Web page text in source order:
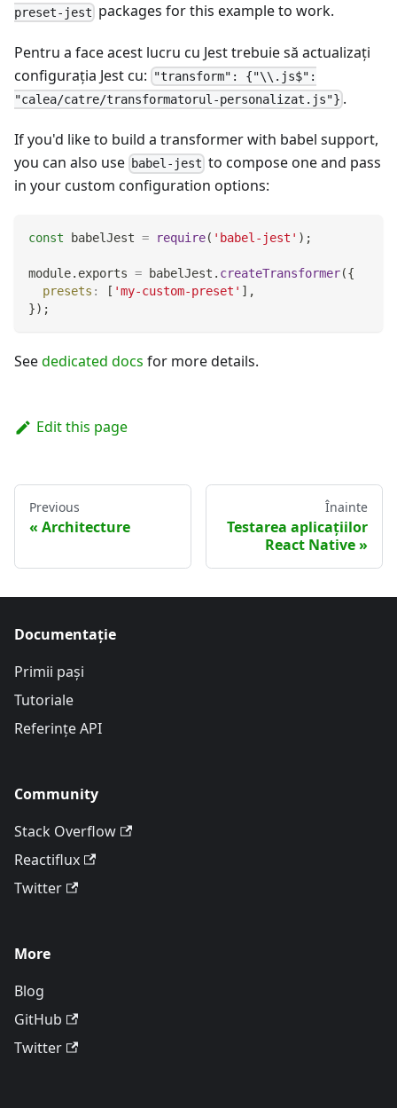
preset-jest packages for this example to work.
Pentru a face acest lucru cu Jest trebuie să actualizați
configurația Jest cu:
"transform": {"\\.js$":
"calea/catre/transformatorul-personalizat.js"} .
If you'd like to build a transformer with babel support,
you can also use babel-jest to compose one and pass
in your custom configuration options:
const babelJest = require( 'babel-jest' ) ;
module. exports = babelJest . createTransformer({
presets : [ 'my-custom-preset' ] ,
}) ;
Seededicated docs for more details.
Edit this page
Previous
Architecture
Înainte
Testarea aplicațiilor
React Native
Documentație
Primii pași
Tutoriale
Referințe API
Community
Stack Overflow
Reactiflux
Twitter
More
Blog
GitHub
Twitter